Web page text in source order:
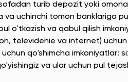
turib depozit yoki
va uchinchi tomon banklariga
o'tkazish va qabul qilish
televidenie va internet) uchun
qo'shimcha imkoniyatlar:
va ular uchun pul